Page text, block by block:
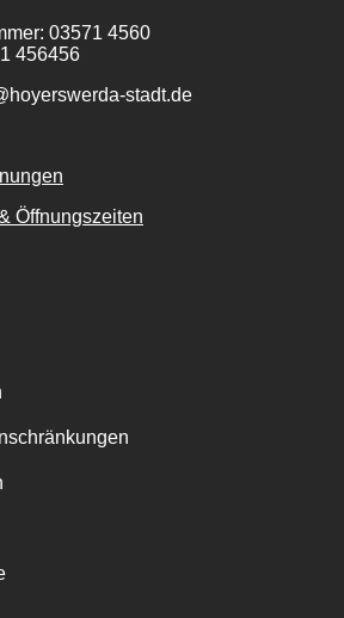
03571 4560
456456
stadt.de
Öffnungszeiten